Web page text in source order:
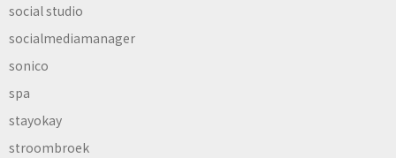
social studio
socialmediamanager
sonico
spa
stayokay
stroombroek